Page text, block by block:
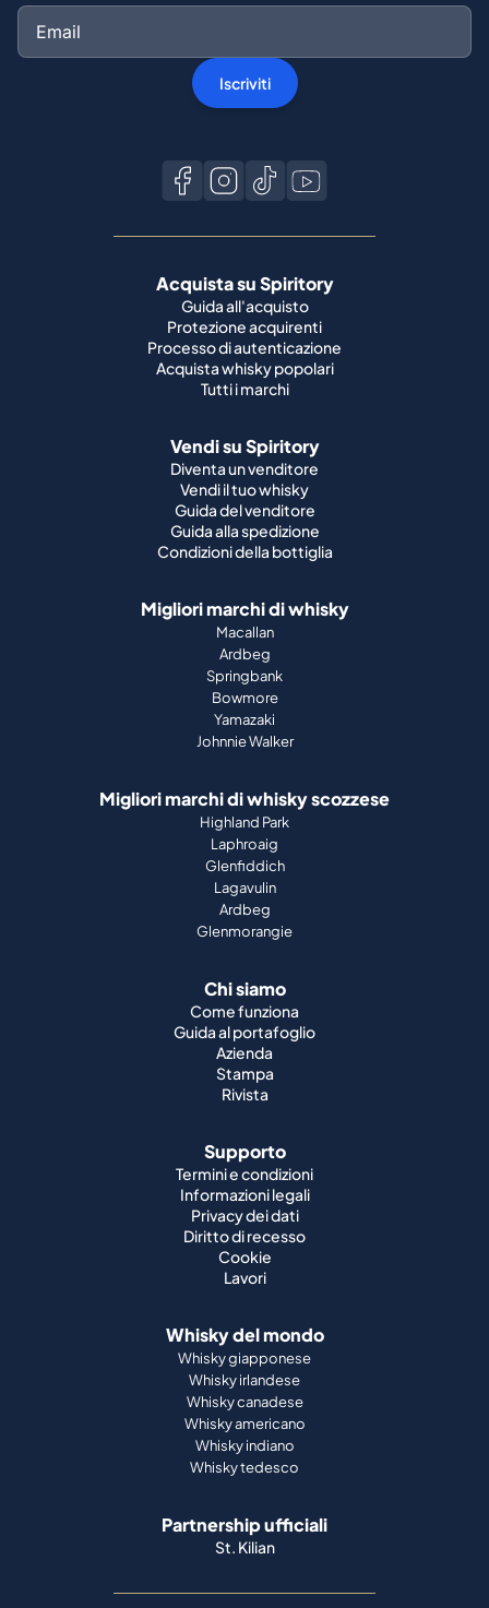
Iscriviti
Acquista su Spiritory
Guida all'acquisto
Protezione acquirenti
Processo di autenticazione
Acquista whisky popolari
Tutti i marchi
Vendi su Spiritory
Diventa un venditore
Vendi il tuo whisky
Guida del venditore
Guida alla spedizione
Condizioni della bottiglia
Migliori marchi di whisky
Macallan
Ardbeg
Springbank
Bowmore
Yamazaki
Johnnie Walker
Migliori marchi di whisky scozzese
Highland Park
Laphroaig
Glenfiddich
Lagavulin
Ardbeg
Glenmorangie
Chi siamo
Come funziona
Guida al portafoglio
Azienda
Stampa
Rivista
Supporto
Termini e condizioni
Informazioni legali
Privacy dei dati
Diritto di recesso
Cookie
Lavori
Whisky del mondo
Whisky giapponese
Whisky irlandese
Whisky canadese
Whisky americano
Whisky indiano
Whisky tedesco
Partnership ufficiali
St. Kilian